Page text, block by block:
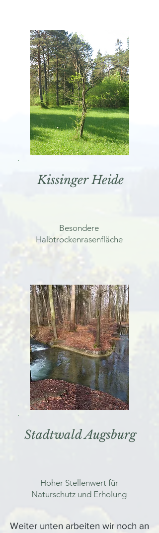
Kissinger Heide
Besondere
Halbtrockenrasenfläche
Stadtwald Augsburg
Hoher Stellenwert für
Naturschutz und Erholung
Weiter unten arbeiten wir noch an